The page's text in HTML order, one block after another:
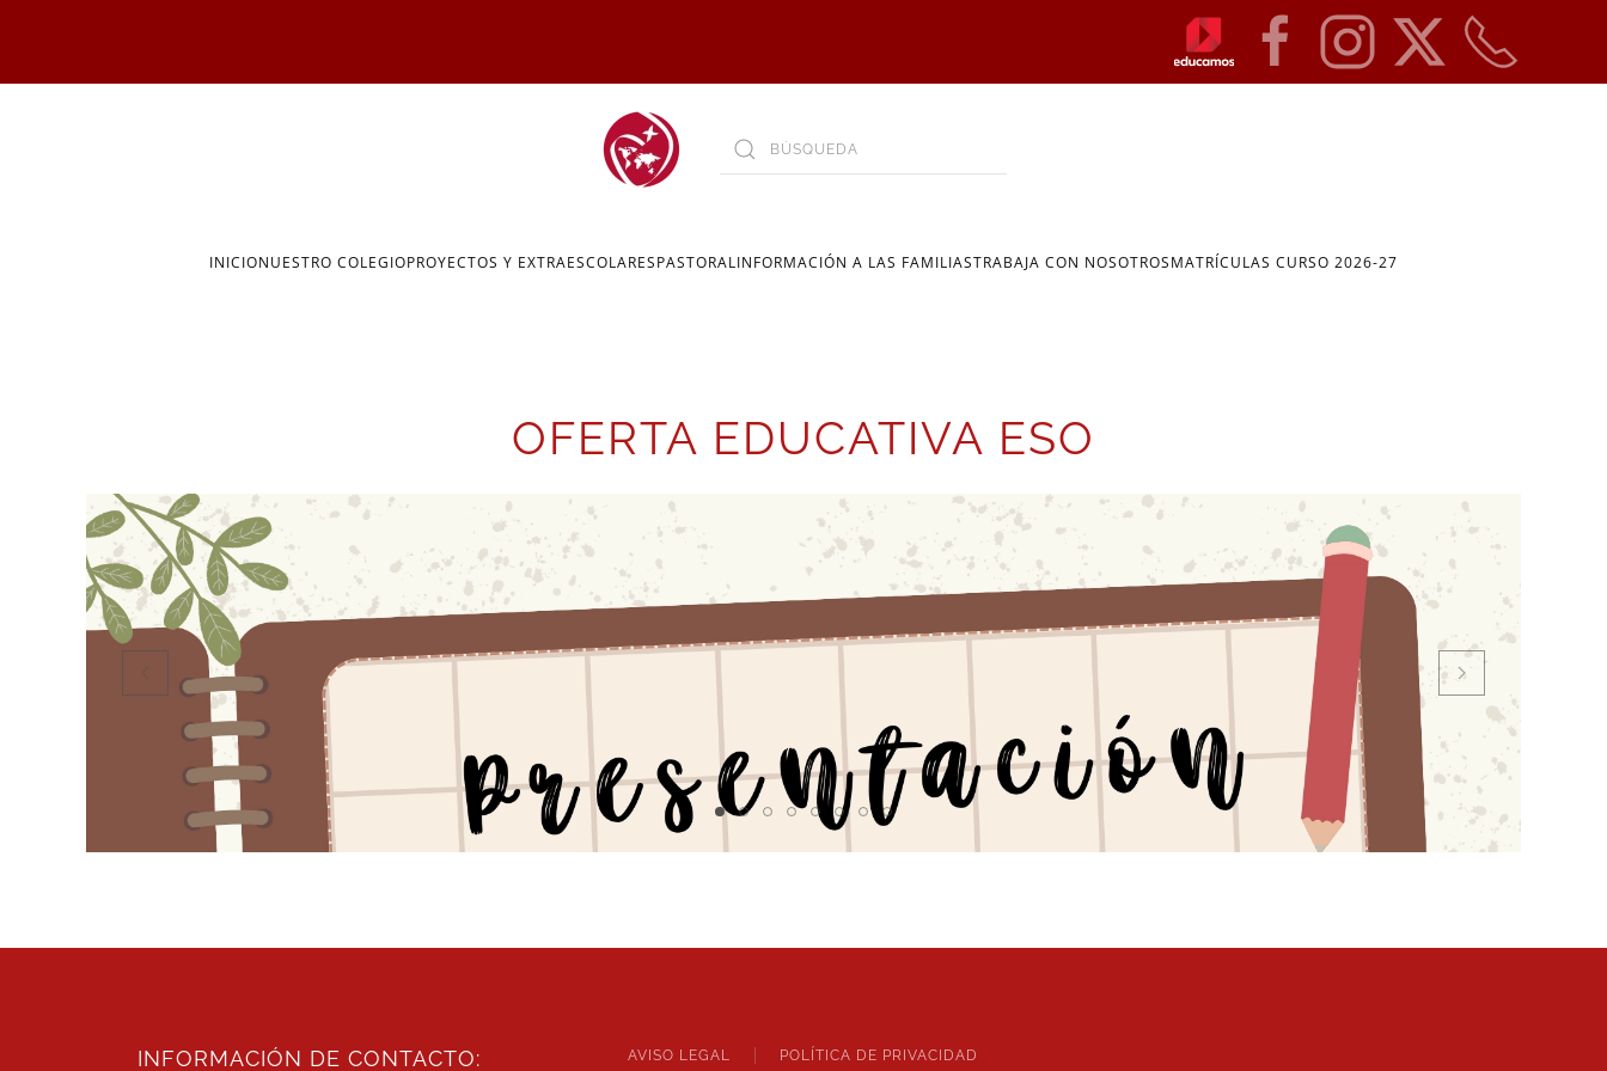
INICIONUESTRO COLEGIOPROYECTOS Y EXTRAESCOLARESPASTORALINFORMACIÓN A LAS FAMILIASTRABAJA CON NOSOTROSMATRÍCULAS CURSO 2026-27
OFERTA EDUCATIVA ESO
INFORMACIÓN DE CONTACTO: AVISO LEGAL POLÍTICA DE PRIVACIDAD